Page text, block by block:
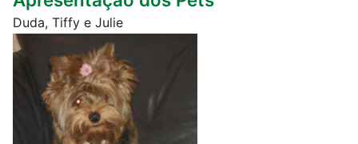
Duda, Tiffy e Julie